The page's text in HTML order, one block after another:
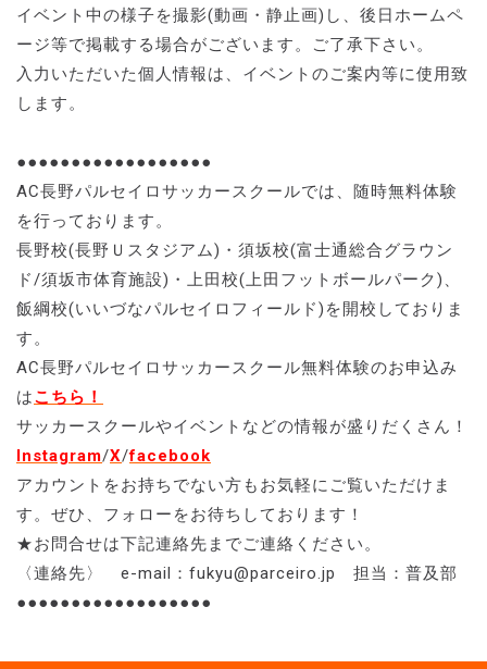
イベント中の様子を撮影(動画・静止画)し、後日ホームペ
ージ等で掲載する場合がございます。ご了承下さい。
入力いただいた個人情報は、イベントのご案内等に使用致
します。
●●●●●●●●●●●●●●●●●●
AC長野パルセイロサッカースクールでは、随時無料体験
を行っております。
長野校(長野Ｕスタジアム)・須坂校(富士通総合グラウン
ド/須坂市体育施設)・上田校(上田フットボールパーク)、
飯綱校(いいづなパルセイロフィールド)を開校しておりま
す。
AC長野パルセイロサッカースクール無料体験のお申込み
はこちら！
サッカースクールやイベントなどの情報が盛りだくさん！
Instagram/X/facebook
アカウントをお持ちでない方もお気軽にご覧いただけま
す。ぜひ、フォローをお待ちしております！
★お問合せは下記連絡先までご連絡ください。
〈連絡先〉 e-mail：fukyu@parceiro.jp 担当：普及部
●●●●●●●●●●●●●●●●●●